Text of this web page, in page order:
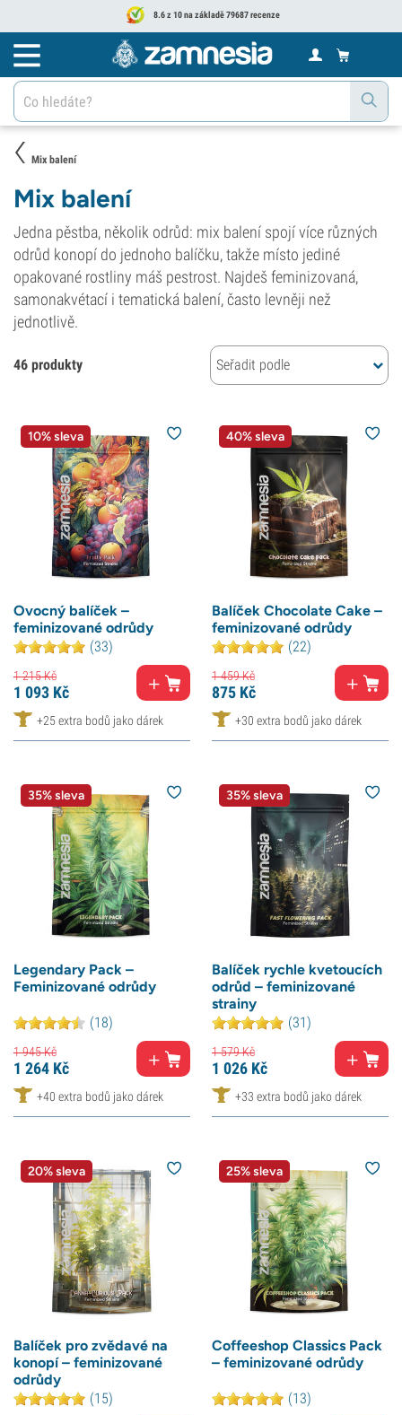
8.6 z 10 na základě 79687 recenze
Mix balení
Mix balení
Jedna pěstba, několik odrůd: mix balení spojí více různých
odrůd konopí do jednoho balíčku, takže místo jediné
opakované rostliny máš pestrost. Najdeš feminizovaná,
samonakvétací i tematická balení, často levněji než
jednotlivě.
46 produkty Seřadit podle
10% sleva
Ovocný balíček –
feminizované odrůdy
(33)
1 215Kč
1 093 Kč
+25 extra bodů jako dárek
40% sleva
Balíček Chocolate Cake –
feminizované odrůdy
(22)
1 459Kč
875 Kč
+30 extra bodů jako dárek
35% sleva
Legendary Pack –
Feminizované odrůdy
(18)
1 945Kč
1 264 Kč
+40 extra bodů jako dárek
35% sleva
Balíček rychle kvetoucích
odrůd – feminizované
strainy
(31)
1 579Kč
1 026 Kč
+33 extra bodů jako dárek
20% sleva
Balíček pro zvědavé na
konopí – feminizované
odrůdy
(15)
25% sleva
Coffeeshop Classics Pack
– feminizované odrůdy
(13)